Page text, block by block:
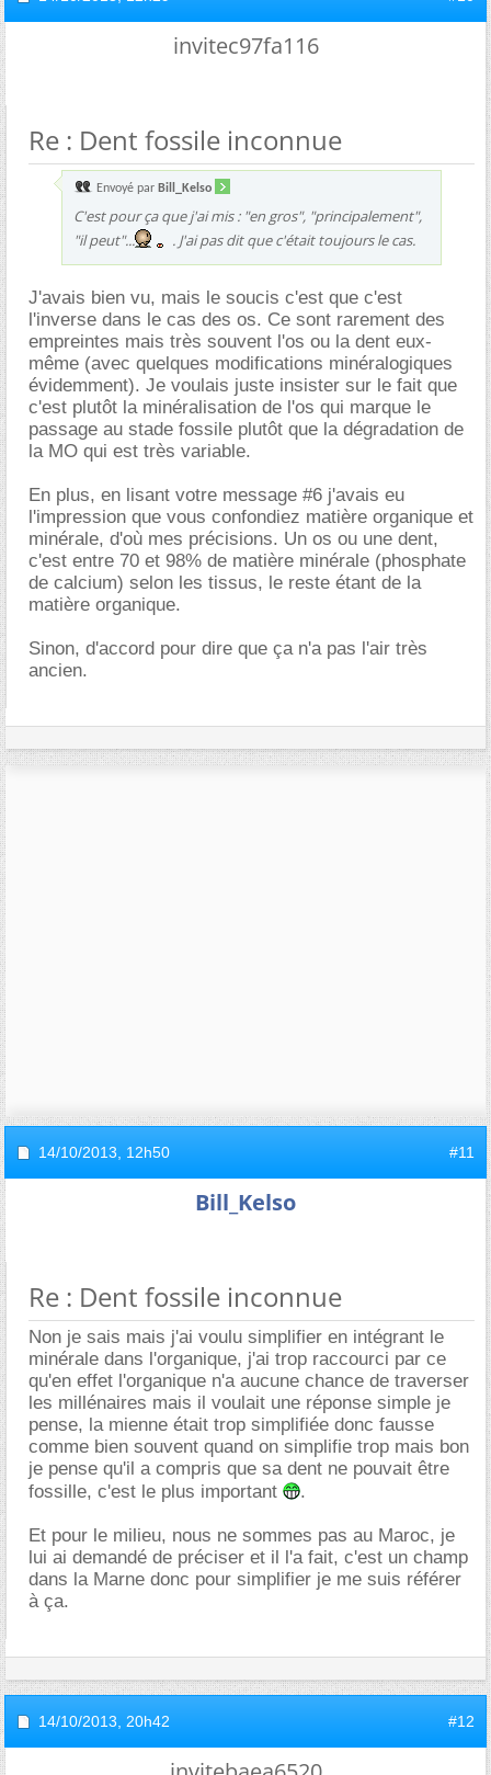
invitec97fa116
Re : Dent fossile inconnue
Envoyé par Bill_Kelso
C'est pour ça que j'ai mis : "en gros", "principalement",
"il peut"...
. J'ai pas dit que c'était toujours le cas.
J'avais bien vu, mais le soucis c'est que c'est
l'inverse dans le cas des os. Ce sont rarement des
empreintes mais très souvent l'os ou la dent eux-
même (avec quelques modifications minéralogiques
évidemment). Je voulais juste insister sur le fait que
c'est plutôt la minéralisation de l'os qui marque le
passage au stade fossile plutôt que la dégradation de
la MO qui est très variable.
En plus, en lisant votre message #6 j'avais eu
l'impression que vous confondiez matière organique et
minérale, d'où mes précisions. Un os ou une dent,
c'est entre 70 et 98% de matière minérale (phosphate
de calcium) selon les tissus, le reste étant de la
matière organique.
Sinon, d'accord pour dire que ça n'a pas l'air très
ancien.
14/10/2013, 12h50 #11
Bill_Kelso
Re : Dent fossile inconnue
Non je sais mais j'ai voulu simplifier en intégrant le
minérale dans l'organique, j'ai trop raccourci par ce
qu'en effet l'organique n'a aucune chance de traverser
les millénaires mais il voulait une réponse simple je
pense, la mienne était trop simplifiée donc fausse
comme bien souvent quand on simplifie trop mais bon
je pense qu'il a compris que sa dent ne pouvait être
fossille, c'est le plus important
.
Et pour le milieu, nous ne sommes pas au Maroc, je
lui ai demandé de préciser et il l'a fait, c'est un champ
dans la Marne donc pour simplifier je me suis référer
à ça.
14/10/2013, 20h42 #12